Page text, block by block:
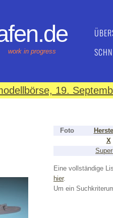
work in progress
19.
Foto
X
Eine vollständige
hier.
Um ein